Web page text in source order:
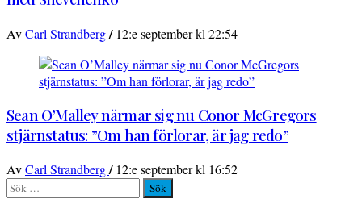
AvCarl Strandberg/ 12:e september kl 22:54
Sean O’Malley närmar sig nu Conor McGregors
stjärnstatus: ”Om han förlorar, är jag redo”
AvCarl Strandberg/ 12:e september kl 16:52
Sök